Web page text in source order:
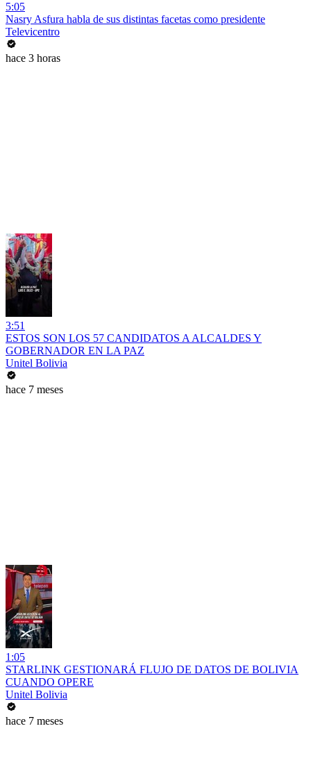
5:05
Nasry Asfura habla de sus distintas facetas como presidente
Televicentro
hace 3 horas
3:51
ESTOS SON LOS 57 CANDIDATOS A ALCALDES Y
GOBERNADOR EN LA PAZ
Unitel Bolivia
hace 7 meses
1:05
STARLINK GESTIONARÁ FLUJO DE DATOS DE BOLIVIA
CUANDO OPERE
Unitel Bolivia
hace 7 meses